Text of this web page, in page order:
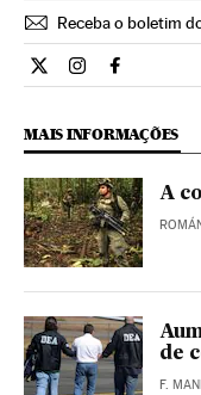
Receba o boletim
Internacional El
Internacional
MAIS INFORMAÇÕES
A
de
F.